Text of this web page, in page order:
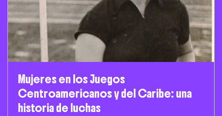
Mujeres en los Juegos
Centroamericanos y del Caribe: una
historia de luchas